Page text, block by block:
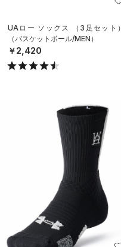
UAロー ソックス （3足セット）
（バスケットボール/MEN）
￥2,420